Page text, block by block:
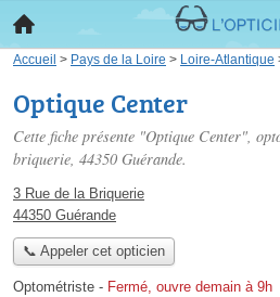
Accueil > Pays de la Loire > Loire-Atlantique
Optique Center
Cette fiche présente "Optique Center",
briquerie, 44350 Guérande.
3 Rue de la Briquerie
44350 Guérande
📞 Appeler cet opticien
Optométriste - Fermé, ouvre demain à 9h